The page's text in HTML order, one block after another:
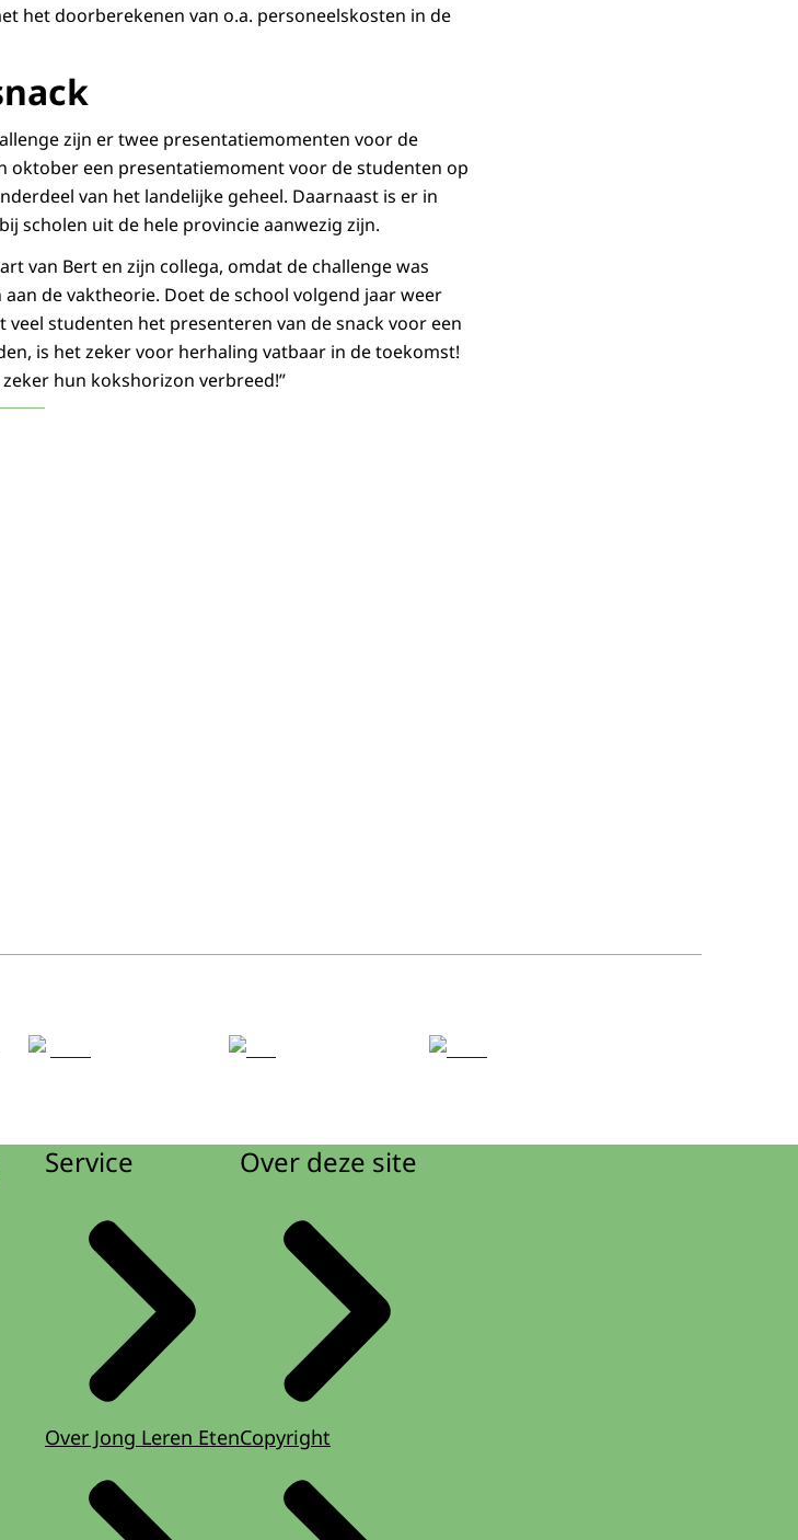
het doorberekenen van o.a. personeelskosten in de
zijn er twee presentatiemomenten voor de
oktober een presentatiemoment voor de studenten op
van het landelijke geheel. Daarnaast is er in
scholen uit de hele provincie aanwezig zijn.
van Bert en zijn collega, omdat de challenge was
de vaktheorie. Doet de school volgend jaar weer
veel studenten het presenteren van de snack voor een
is het zeker voor herhaling vatbaar in de toekomst!
hun kokshorizon verbreed!”
Service
Over Jong Leren Eten
Over deze site
Copyright